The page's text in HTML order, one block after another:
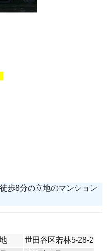
歩8分の立地のマンション
世田谷区若林5-28-2